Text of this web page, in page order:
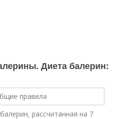
Диета балерин:
рассчитанная на 7